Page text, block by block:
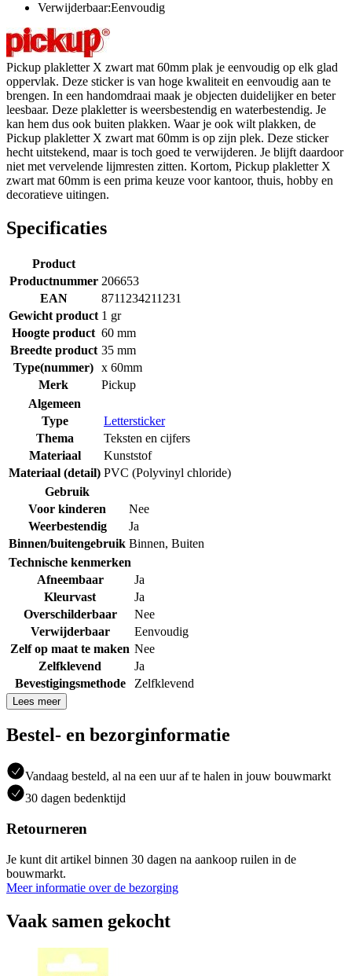
Verwijderbaar:Eenvoudig
Pickup plakletter X zwart mat 60mm plak je eenvoudig op elk glad
oppervlak. Deze sticker is van hoge kwaliteit en eenvoudig aan te
brengen. In een handomdraai maak je objecten duidelijker en beter
leesbaar. Deze plakletter is weersbestendig en waterbestendig. Je
kan hem dus ook buiten plakken. Waar je ook wilt plakken, de
Pickup plakletter X zwart mat 60mm is op zijn plek. Deze sticker
hecht uitstekend, maar is toch goed te verwijderen. Je blijft daardoor
niet met vervelende lijmresten zitten. Kortom, Pickup plakletter X
zwart mat 60mm is een prima keuze voor kantoor, thuis, hobby en
decoratieve uitingen.
Specificaties
Product
Productnummer 206653
EAN
8711234211231
Gewicht product 1 gr
Hoogte product 60 mm
Breedte product 35 mm
Type(nummer) x 60mm
Merk
Pickup
Algemeen
Type
Lettersticker
Thema
Teksten en cijfers
Materiaal
Kunststof
Materiaal (detail) PVC (Polyvinyl chloride)
Gebruik
Voor kinderen
Nee
Weerbestendig
Ja
Binnen/buitengebruik Binnen, Buiten
Technische kenmerken
Afneembaar
Ja
Kleurvast
Ja
Overschilderbaar
Nee
Verwijderbaar
Eenvoudig
Zelf op maat te maken Nee
Zelfklevend
Ja
Bevestigingsmethode
Zelfklevend
Lees meer
Bestel- en bezorginformatie
Vandaag besteld, al na een uur af te halen in jouw bouwmarkt
30 dagen bedenktijd
Retourneren
Je kunt dit artikel binnen 30 dagen na aankoop ruilen in de
bouwmarkt.
Meer informatie over de bezorging
Vaak samen gekocht